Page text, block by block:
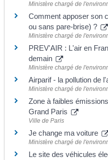
Ministère chargé de
Comment apposer son
ou sans pare-brise) ?
Ministère chargé de
PREV'AIR : L'air en
demain
Ministère chargé de
Airparif - la pollution de
Ministère chargé de
Zone à faibles
Grand Paris
Ville de Paris
Je change ma voiture
Ministère chargé de
Le site des véhicules